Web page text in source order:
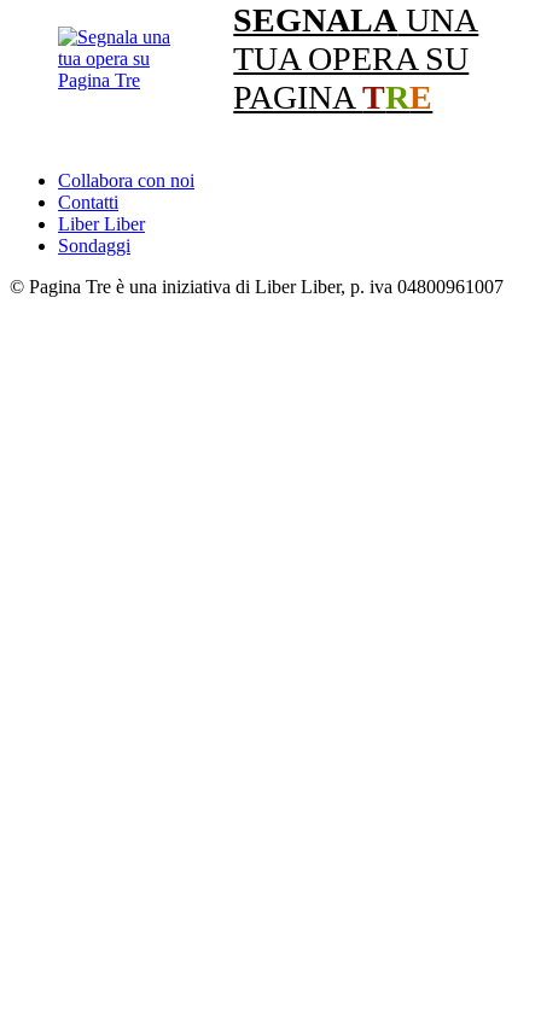
SEGNALA UNA
TUA OPERA SU
PAGINATRE
Collabora con noi
Contatti
Liber Liber
Sondaggi
© Pagina Tre è una iniziativa di Liber Liber, p. iva 04800961007